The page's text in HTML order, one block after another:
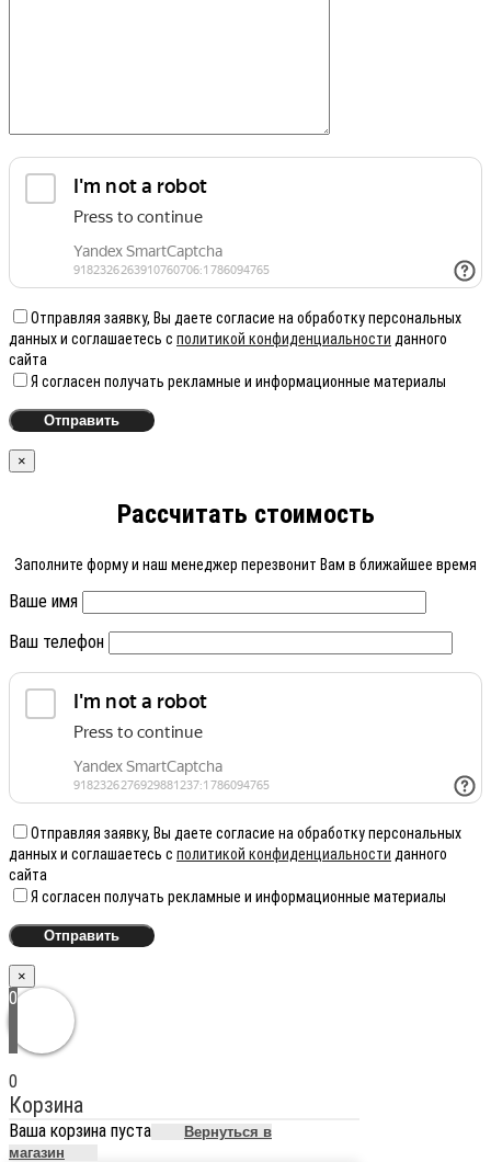
Отправляя заявку, Вы даете согласие на обработку персональных
данных и соглашаетесь с политикой конфиденциальности данного
сайта
Я согласен получать рекламные и информационные материалы
×
Рассчитать стоимость
Заполните форму и наш менеджер перезвонит Вам в ближайшее время
Ваше имя
Ваш телефон
Отправляя заявку, Вы даете согласие на обработку персональных
данных и соглашаетесь с политикой конфиденциальности данного
сайта
Я согласен получать рекламные и информационные материалы
×
0
0
Корзина
Ваша корзина пуста
Вернуться в
магазин